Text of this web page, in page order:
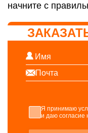
начните с
Я принимаю
и даю согласие